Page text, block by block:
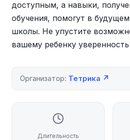
доступным, а навыки,
обучения, помогут в
школы. Не упустите
вашему ребенку
Организатор: Тетрика ↗
Длительность